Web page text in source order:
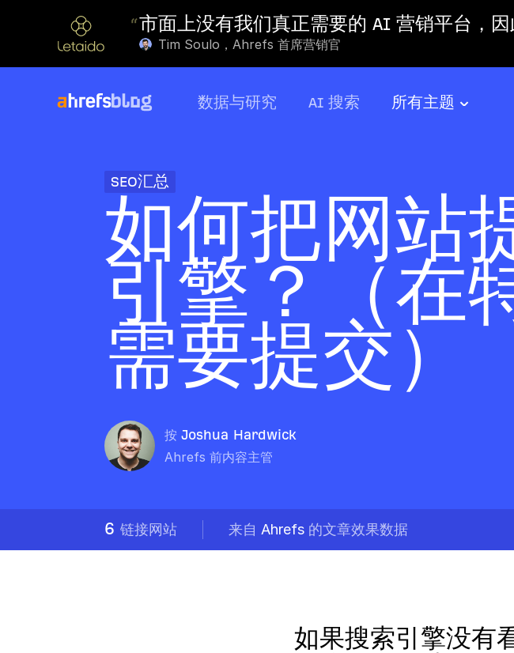
“市面上没有我们真正需要的 AI 营销平台，因
Tim Soulo，Ahrefs 首席营销官
数据与研究 AI 搜索 所有主题
SEO汇总
如何把网站
引擎？（在
需要提交）
按 Joshua Hardwick
Ahrefs 前内容主管
6 链接网站 来自 Ahrefs 的文章效果数据
如果搜索引擎没有